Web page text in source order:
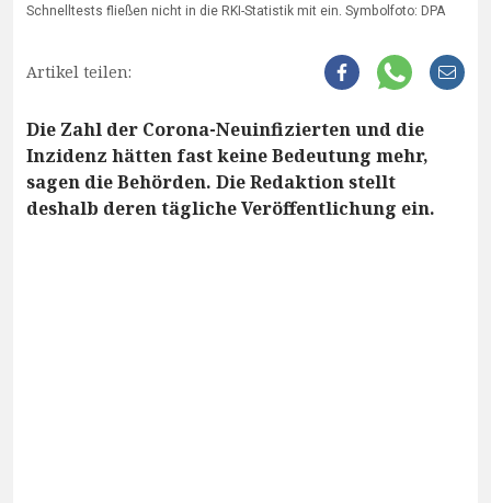
Schnelltests fließen nicht in die RKI-Statistik mit ein. Symbolfoto: DPA
Artikel teilen:
Die Zahl der Corona-Neuinfizierten und die
Inzidenz hätten fast keine Bedeutung mehr,
sagen die Behörden. Die Redaktion stellt
deshalb deren tägliche Veröffentlichung ein.